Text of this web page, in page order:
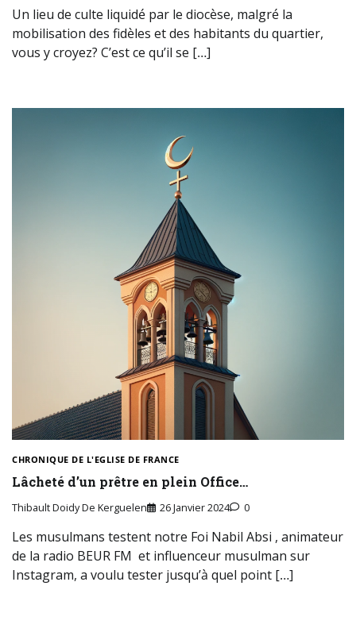
Un lieu de culte liquidé par le diocèse, malgré la
mobilisation des fidèles et des habitants du quartier,
vous y croyez? C’est ce qu’il se […]
CHRONIQUE DE L'EGLISE DE FRANCE
Lâcheté d’un prêtre en plein Office…
Thibault Doidy De Kerguelen 26 Janvier 2024 0
Les musulmans testent notre Foi Nabil Absi , animateur
de la radio BEUR FM et influenceur musulman sur
Instagram, a voulu tester jusqu’à quel point […]